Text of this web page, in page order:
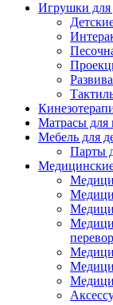
Игрушки
Матрасы для
Мебель для
Парты